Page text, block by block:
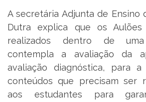
A secretária Adjunta de Ensino
Dutra explica que os
realizados dentro de
contempla a avaliação da
avaliação diagnóstica, para
conteúdos que precisam ser
aos estudantes para